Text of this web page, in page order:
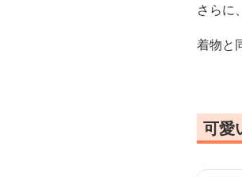
さらに
着物と
可愛